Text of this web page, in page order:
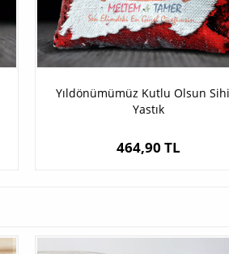
Yıldönümümüz Kutlu Olsun
Yastık
464,90 TL